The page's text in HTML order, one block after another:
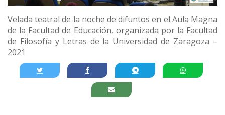
Velada teatral de la noche de difuntos en el Aula Magna
de la Facultad de Educación, organizada por la Facultad
de Filosofía y Letras de la Universidad de Zaragoza –
2021